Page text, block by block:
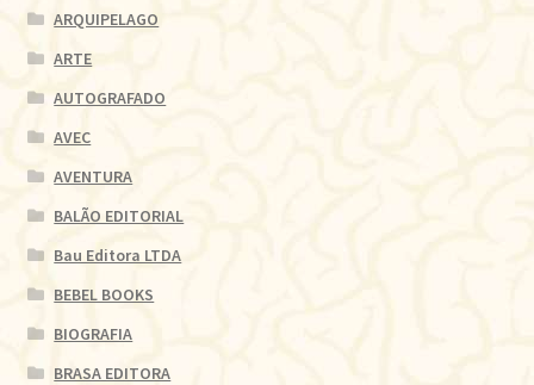
ARQUIPELAGO
ARTE
AUTOGRAFADO
AVEC
AVENTURA
BALÃO EDITORIAL
Bau Editora LTDA
BEBEL BOOKS
BIOGRAFIA
BRASA EDITORA